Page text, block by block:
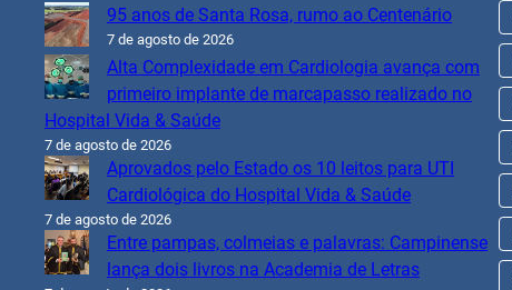
95 anos de Santa Rosa, rumo ao Centenário
7 de agosto de 2026
Alta Complexidade em Cardiologia avança com
primeiro implante de marcapasso realizado no
Hospital Vida & Saúde
7 de agosto de 2026
Aprovados pelo Estado os 10 leitos para UTI
Cardiológica do Hospital Vida & Saúde
7 de agosto de 2026
Entre pampas, colmeias e palavras: Campinense
lança dois livros na Academia de Letras